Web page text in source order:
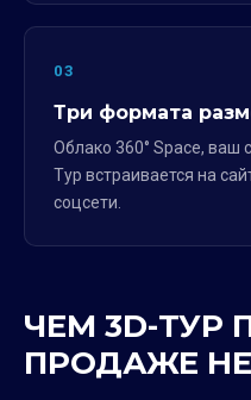
03
Три формата
Облако 360° Space, ваш
Тур встраивается на
соцсети.
ЧЕМ 3D-ТУР
ПРОДАЖЕ